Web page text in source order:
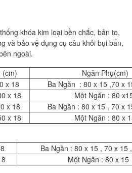
khóa kim loại bền chắc, bản to,
và bảo vệ dụng cụ câu khỏi bụi bẩn,
ngoài.
(cm)
Ngăn Phụ(cm)
x 18
Ba Ngăn : 80 x 15 ,70 x
x 18
Một Ngăn : 80
x 18
Ba Ngăn : 80 x 15 , 70 x
x 18 Một Ngăn : 80 x
Ba Ngăn : 80 x 15 , 70 x 15
Một Ngăn : 80 x 15